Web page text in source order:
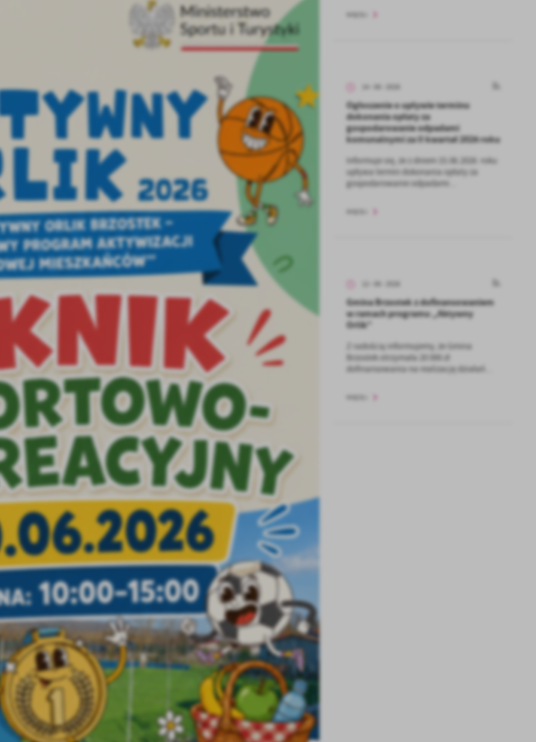
Twoją prywatność. Możesz zmienić ustawienia cookies lub zaakceptować je
W dowolnym momencie możesz dokonać zmiany swoich ustawień.
pliki cookies służą do prawidłowego funkcjonowania strony internetowej i
Ci komfortowe korzystanie z oferowanych przez nas usług.
cookies odpowiadają na podejmowane przez Ciebie działania w celu m.in. dostosowania
ustawień preferencji prywatności, logowania czy wypełniania formularzy. Dzięki plikom
strona, z której korzystasz, może działać bez zakłóceń.
i personalizacyjne
typu pliki cookies umożliwiają stronie internetowej zapamiętanie wprowadzonych przez
ustawień oraz personalizację określonych funkcjonalności czy prezentowanych treści.
tym plikom cookies możemy zapewnić Ci większy komfort korzystania z funkcjonalności
strony poprzez dopasowanie jej do Twoich indywidualnych preferencji. Wyrażenie
na funkcjonalne i personalizacyjne pliki cookies gwarantuje dostępność większej ilości
pliki cookies pomagają nam rozwijać się i dostosowywać do Twoich potrzeb.
analityczne pozwalają na uzyskanie informacji w zakresie wykorzystywania witryny
ZAPISZ WYBRANE
ODRZUĆ WSZYSTKIE
ZEZWÓL NA WSZYSTKIE
Ogłoszenie o upływie terminu
dokonania opłaty za
gospodarowanie odpadami
komunalnymi za II kwartał 2026 roku
Informuje się, że z dniem 15.06.2026 roku
upływa termin dokonania opłaty za
gospodarowanie odpadami...
Gmina Brzostek z dofinansowaniem
w ramach programu „Aktywny
Orlik”
Z radością informujemy, że Gmina
Brzostek otrzymała 20 000 zł
dofinansowania na realizację działań...